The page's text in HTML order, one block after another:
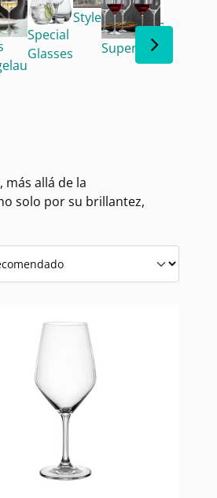
Special
Glasses
Style
Superiore
Tavola
allá de la
solo por su brillantez,